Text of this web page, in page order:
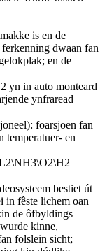
is en de
dwaan fan
en de
yn in auto monteard
ynfraread
foarsjoen fan
temperatuer- en
bestiet út
in fêste lichem oan
de ôfbyldings
kinne,
folslein sicht;